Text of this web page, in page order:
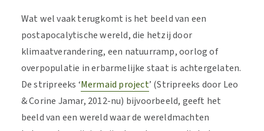
Wat wel vaak terugkomt is het beeld van een
postapocalytische wereld, die hetzij door
klimaatverandering, een natuurramp, oorlog of
overpopulatie in erbarmelijke staat is achtergelaten.
De stripreeks ‘Mermaid project’ (Stripreeks door Leo
& Corine Jamar, 2012-nu) bijvoorbeeld, geeft het
beeld van een wereld waar de wereldmachten